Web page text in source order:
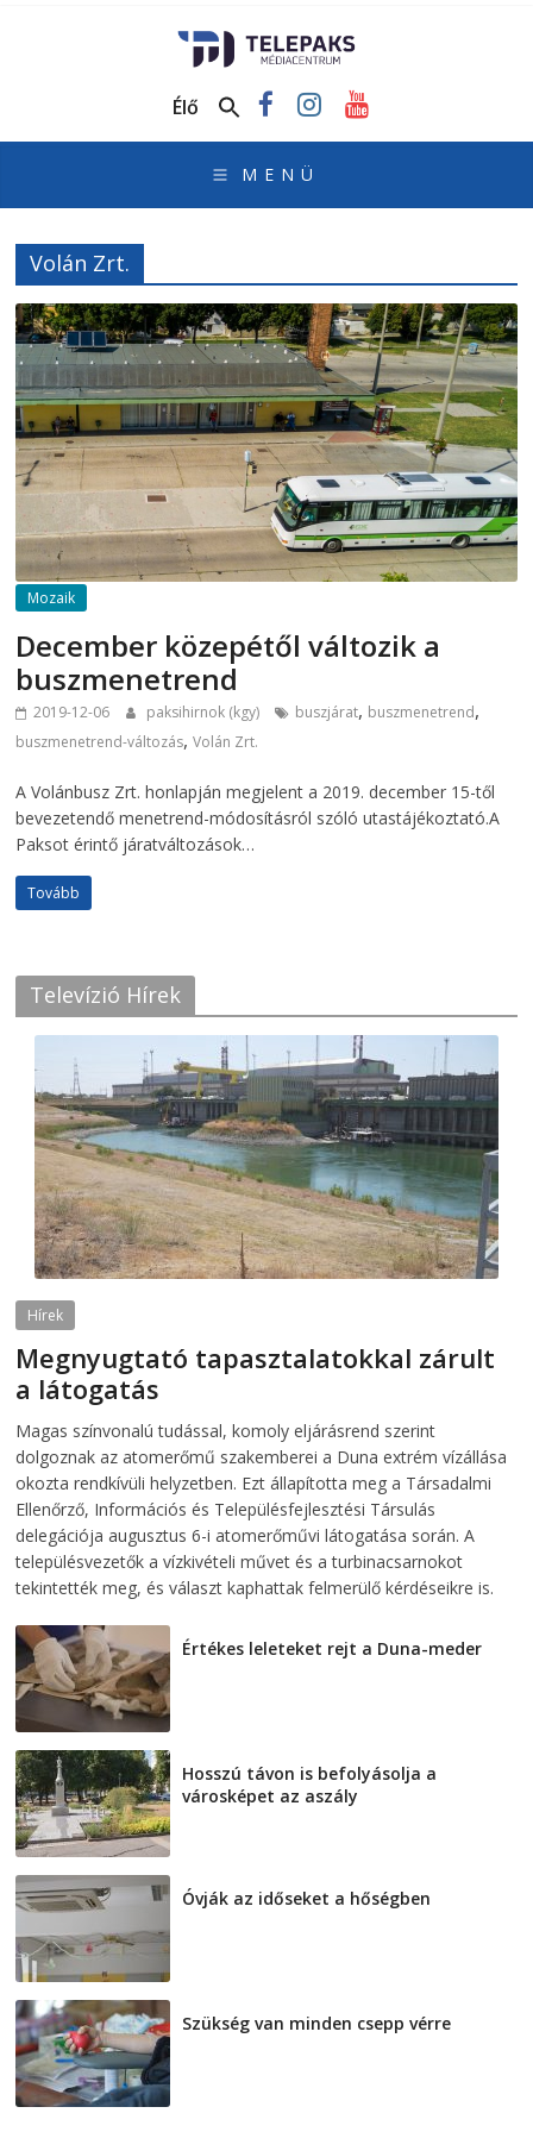
Médiacentrum
honlapja
Élő
Volán Zrt.
Mozaik
December közepétől változik a
buszmenetrend
2019-12-06 paksihirnok (kgy) buszjárat, buszmenetrend,
buszmenetrend-változás,Volán Zrt.
A Volánbusz Zrt. honlapján megjelent a 2019. december 15-től
bevezetendő menetrend-módosításról szóló utastájékoztató.A
Paksot érintő járatváltozások…
Tovább
Televízió Hírek
Hírek
Megnyugtató tapasztalatokkal zárult
a látogatás
Magas színvonalú tudással, komoly eljárásrend szerint
dolgoznak az atomerőmű szakemberei a Duna extrém vízállása
okozta rendkívüli helyzetben. Ezt állapította meg a Társadalmi
Ellenőrző, Információs és Településfejlesztési Társulás
delegációja augusztus 6-i atomerőművi látogatása során. A
településvezetők a vízkivételi művet és a turbinacsarnokot
tekintették meg, és választ kaphattak felmerülő kérdéseikre is.
Értékes leleteket rejt a Duna-meder
Hosszú távon is befolyásolja a
városképet az aszály
Óvják az időseket a hőségben
Szükség van minden csepp vérre